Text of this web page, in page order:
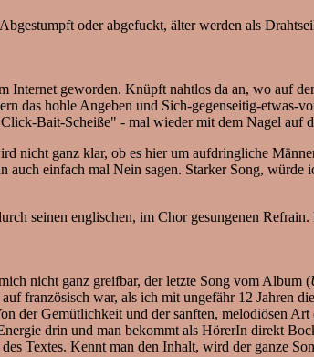
oder abgefuckt, älter werden als
Internet geworden. Knüpft nahtlos da an, wo
das hohle Angeben und Sich-gegenseitig-etwas-
Bait-Scheiße" - mal wieder mit dem Nagel auf
nicht ganz klar, ob es hier um aufdringliche
einfach mal Nein sagen. Starker Song, würde
seinen englischen, im Chor gesungenen
nicht ganz greifbar, der letzte Song vom Album (
französisch war, als ich mit ungefähr 12 Jahren
der Gemütlichkeit und der sanften, melodiösen
drin und man bekommt als HörerIn direkt
Textes. Kennt man den Inhalt, wird der ganze